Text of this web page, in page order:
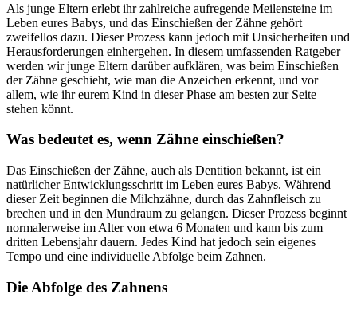
Als junge Eltern erlebt ihr zahlreiche aufregende Meilensteine im
Leben eures Babys, und das Einschießen der Zähne gehört
zweifellos dazu. Dieser Prozess kann jedoch mit Unsicherheiten und
Herausforderungen einhergehen. In diesem umfassenden Ratgeber
werden wir junge Eltern darüber aufklären, was beim Einschießen
der Zähne geschieht, wie man die Anzeichen erkennt, und vor
allem, wie ihr eurem Kind in dieser Phase am besten zur Seite
stehen könnt.
Was bedeutet es, wenn Zähne einschießen?
Das Einschießen der Zähne, auch als Dentition bekannt, ist ein
natürlicher Entwicklungsschritt im Leben eures Babys. Während
dieser Zeit beginnen die Milchzähne, durch das Zahnfleisch zu
brechen und in den Mundraum zu gelangen. Dieser Prozess beginnt
normalerweise im Alter von etwa 6 Monaten und kann bis zum
dritten Lebensjahr dauern. Jedes Kind hat jedoch sein eigenes
Tempo und eine individuelle Abfolge beim Zahnen.
Die Abfolge des Zahnens